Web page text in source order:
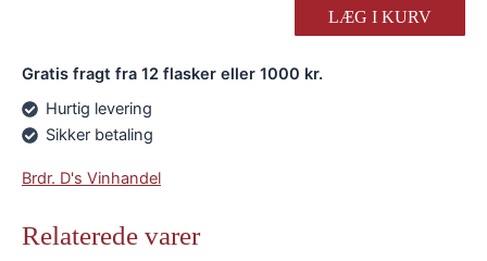
Smagekasse:
Hvidvine
LÆG I KURV
Gratis fragt fra 12 flasker eller 1000 kr.
Hurtig levering
Sikker betaling
Brdr. D's Vinhandel
Relaterede varer